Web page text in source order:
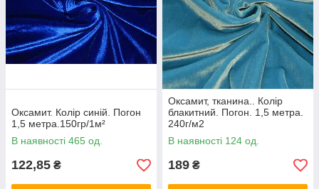
Оксамит. Колір синій. Погон
1,5 метра.150гр/1м²
В наявності 465 од.
122,85 ₴
Оксамит, тканина.. Колір
блакитний. Погон. 1,5 метра.
240г/м2
В наявності 124 од.
189 ₴